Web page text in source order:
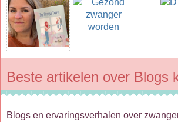
Beste artikelen over Blogs
Blogs en ervaringsverhalen over